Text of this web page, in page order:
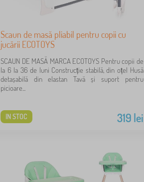
Scaun de masă pliabil pentru copii cu
jucării ECOTOYS
SCAUN DE MASĂ MARCA ECOTOYS Pentru copii de
la 6 la 36 de luni Construcție stabilă, din oțel Husă
detașabilă din elastan Tavă și suport pentru
picioare...
319 lei
IN STOC